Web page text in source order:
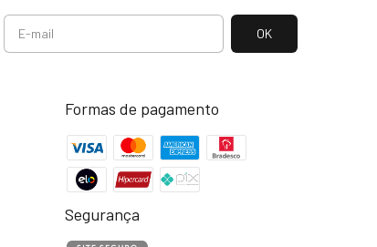
Formas de pagamento
Segurança